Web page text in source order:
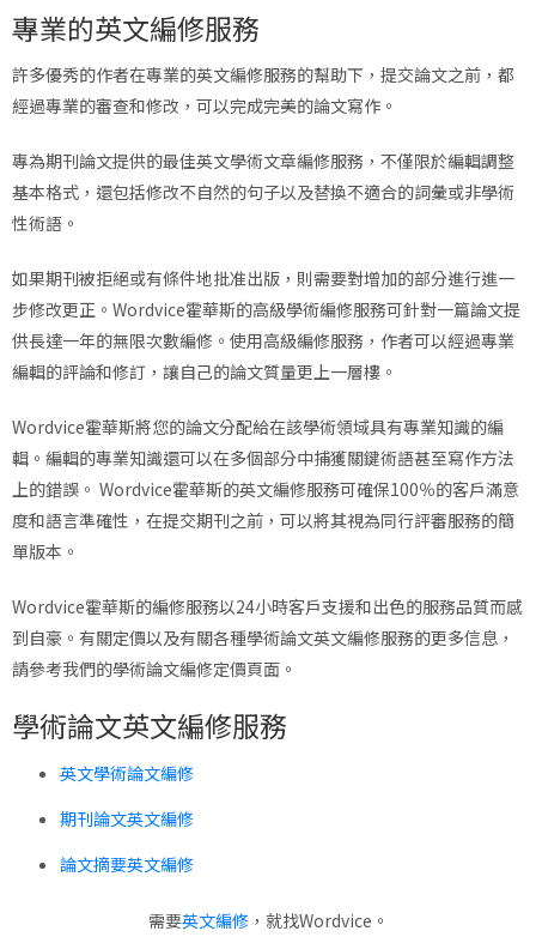
專業的英文編修服務
許多優秀的作者在專業的英文編修服務的幫助下，提交論文之前，都
經過專業的審查和修改，可以完成完美的論文寫作。
專為期刊論文提供的最佳英文學術文章編修服務，不僅限於編輯調整
基本格式，還包括修改不自然的句子以及替換不適合的詞彙或非學術
性術語。
如果期刊被拒絕或有條件地批准出版，則需要對增加的部分進行進一
步修改更正。Wordvice霍華斯的高級學術編修服務可針對一篇論文提
供長達一年的無限次數編修。使用高級編修服務，作者可以經過專業
編輯的評論和修訂，讓自己的論文質量更上一層樓。
Wordvice霍華斯將您的論文分配給在該學術領域具有專業知識的編
輯。編輯的專業知識還可以在多個部分中捕獲關鍵術語甚至寫作方法
上的錯誤。 Wordvice霍華斯的英文編修服務可確保100％的客戶滿意
度和語言準確性，在提交期刊之前，可以將其視為同行評審服務的簡
單版本。
Wordvice霍華斯的編修服務以24小時客戶支援和出色的服務品質而感
到自豪。有關定價以及有關各種學術論文英文編修服務的更多信息，
請參考我們的學術論文編修定價頁面。
學術論文英文編修服務
英文學術論文編修
期刊論文英文編修
論文摘要英文編修
需要英文編修，就找Wordvice。